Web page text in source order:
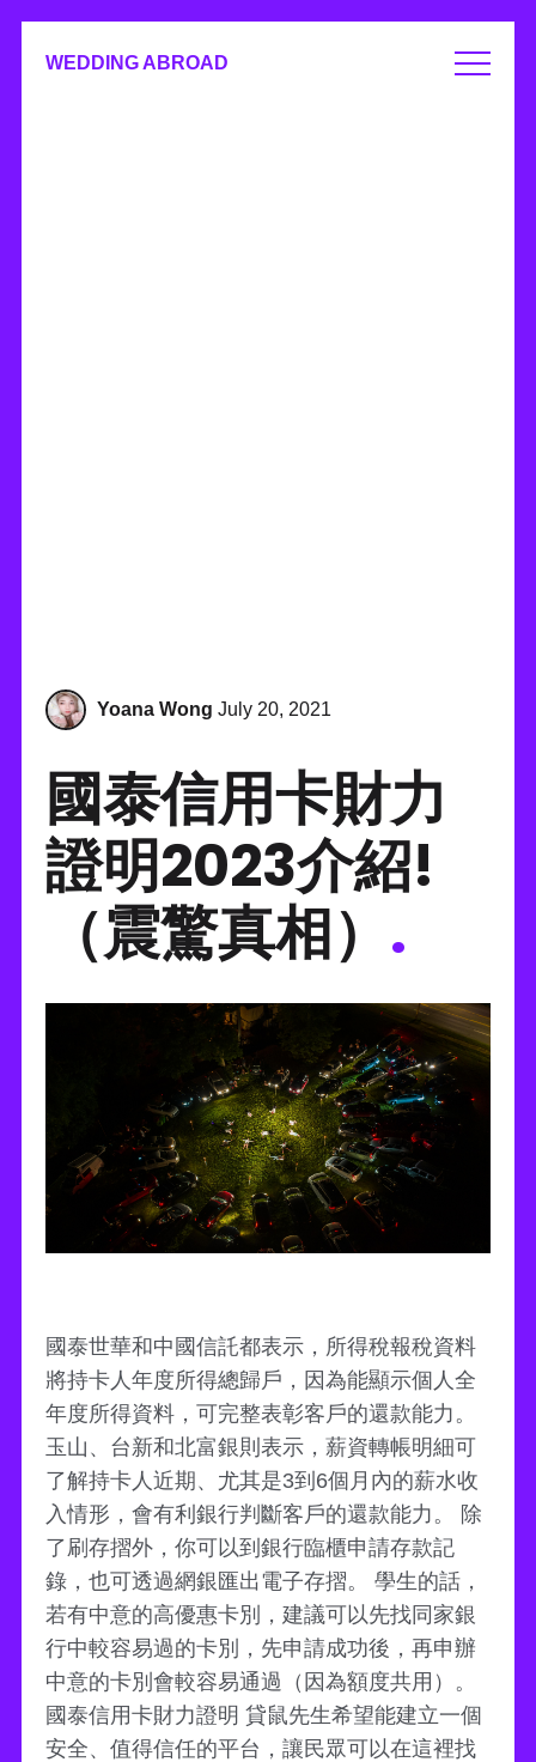
WEDDING ABROAD
Yoana Wong July 20, 2021
國泰信用卡財力
證明2023介紹!
（震驚真相） .
國泰世華和中國信託都表示，所得稅報稅資料
將持卡人年度所得總歸戶，因為能顯示個人全
年度所得資料，可完整表彰客戶的還款能力。
玉山、台新和北富銀則表示，薪資轉帳明細可
了解持卡人近期、尤其是3到6個月內的薪水收
入情形，會有利銀行判斷客戶的還款能力。 除
了刷存摺外，你可以到銀行臨櫃申請存款記
錄，也可透過網銀匯出電子存摺。 學生的話，
若有中意的高優惠卡別，建議可以先找同家銀
行中較容易過的卡別，先申請成功後，再申辦
中意的卡別會較容易通過（因為額度共用）。
國泰信用卡財力證明 貸鼠先生希望能建立一個
安全、值得信任的平台，讓民眾可以在這裡找